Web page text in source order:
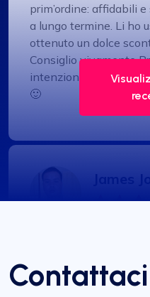
prim’ordine: affidabili
a lungo termine. Li ho
ottenuto un dolce
Consiglio vivamente
intenzione di restare
🙂
James
La mia esperienza
è stata straordinaria,